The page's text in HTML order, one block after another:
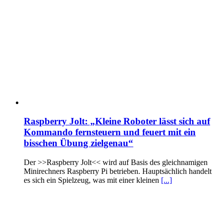
Raspberry Jolt: „Kleine Roboter lässt sich auf
Kommando fernsteuern und feuert mit ein
bisschen Übung zielgenau“
Der >>Raspberry Jolt<< wird auf Basis des gleichnamigen
Minirechners Raspberry Pi betrieben. Hauptsächlich handelt
es sich ein Spielzeug, was mit einer kleinen [...]